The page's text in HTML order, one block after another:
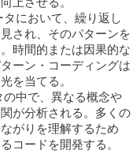
において、繰り返し
され、そのパターンを
時間的または因果的な
ーン・コーディングは
を当てる。
中で、異なる概念や
が分析される。多くの
がりを理解するため
コードを開発する。